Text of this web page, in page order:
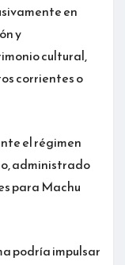
en
y
cultural,
corrientes o
el régimen
administrado
para Machu
podría impulsar